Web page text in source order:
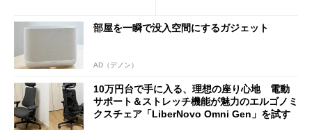
部屋を一瞬で没入空間にするガジェット
AD（デノン）
10万円台で手に入る、理想の座り心地 電動
サポート＆ストレッチ機能が魅力のエルゴノミ
クスチェア「LiberNovo Omni Gen」を試す